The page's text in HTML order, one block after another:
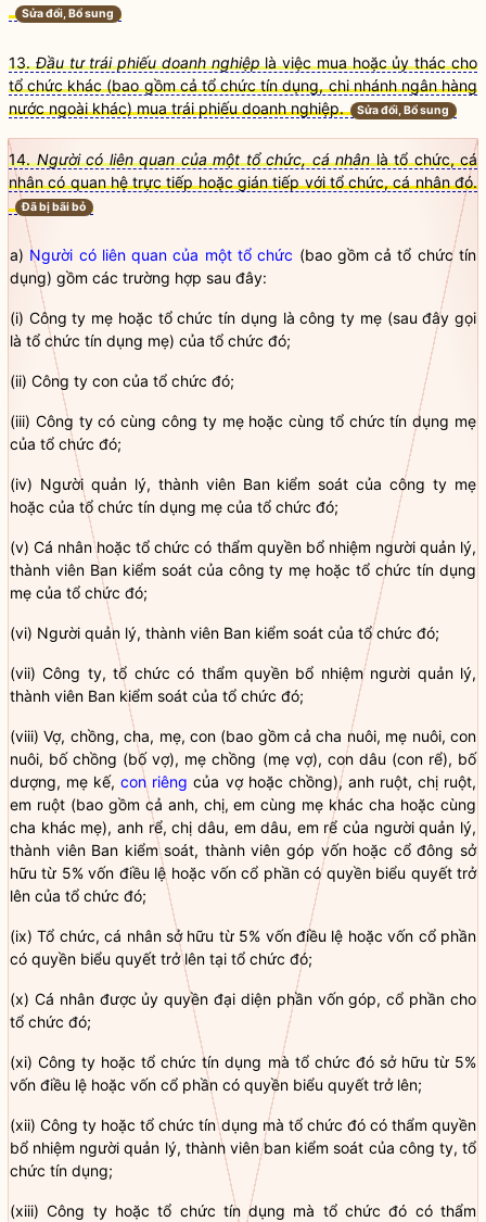
Sửa đổi, Bổ sung
13.Đầu tư trái phiếu doanh nghiệplà việc mua hoặc ủy thác cho
tổ chức khác (bao gồm cả tổ chức tín dụng, chi nhánh ngân hàng
nước ngoài khác) mua trái phiếu doanh nghiệp.
Sửa đổi, Bổ sung
14.Người có liên quan của một tổ chức, cá nhânlà tổ chức, cá
nhân có quan hệ trực tiếp hoặc gián tiếp với tổ chức, cá nhân đó.
Đã bị bãi bỏ
a) Người có liên quan của một tổ chức (bao gồm cảtổ chức tín
dụng) gồm các trường hợp sau đây:
(i) Công ty mẹ hoặc tổ chức tín dụng là công ty mẹ (sau đây gọi
là tổ chức tín dụng mẹ) của tổ chức đó;
(ii) Công ty con của tổ chức đó;
(iii) Công ty có cùng công ty mẹ hoặc cùng tổ chức tín dụng mẹ
của tổ chức đó;
(iv) Người quản lý, thành viên Ban kiểm soát của công ty mẹ
hoặc của tổ chức tín dụng mẹ của tổ chức đó;
(v) Cá nhân hoặc tổ chức có thẩm quyềnbổ nhiệm người quản lý,
thành viên Ban kiểm soát của công ty mẹ hoặctổ chức tín dụng
mẹ của tổ chức đó;
(vi) Người quản lý, thành viên Ban kiểm soát của tổ chức đó;
(vii) Công ty, tổ chức có thẩm quyềnbổ nhiệm người quản lý,
thành viên Ban kiểm soát của tổ chức đó;
(viii) Vợ, chồng, cha, mẹ, con (bao gồm cả cha nuôi, mẹ nuôi, con
nuôi, bố chồng (bố vợ), mẹ chồng (mẹ vợ), con dâu (con rể), bố
dượng, mẹ kế,con riêng của vợ hoặc chồng), anh ruột, chị ruột,
em ruột (bao gồm cả anh, chị, em cùng mẹ khác cha hoặc cùng
cha khác mẹ), anh rể, chị dâu, em dâu, em rể của người quản lý,
thành viên Ban kiểm soát, thành viên góp vốn hoặc cổ đông sở
hữu từ 5% vốn điều lệ hoặc vốn cổ phần có quyền biểu quyết trở
lên của tổ chức đó;
(ix) Tổ chức, cá nhân sở hữu từ 5% vốn điều lệ hoặc vốn cổ phần
có quyền biểu quyết trở lên tại tổ chức đó;
(x) Cá nhân được ủyquyền đại diện phần vốn góp, cổ phần cho
tổ chức đó;
(xi) Công ty hoặctổ chức tín dụng mà tổ chức đó sở hữu từ 5%
vốn điều lệ hoặc vốn cổ phần có quyền biểu quyết trở lên;
(xii) Công ty hoặctổ chức tín dụng mà tổ chức đó có thẩmquyền
bổ nhiệm người quản lý, thành viên ban kiểm soát của công ty, tổ
chức tín dụng;
(xiii) Công ty hoặctổ chức tín dụng mà tổ chức đó có thẩm